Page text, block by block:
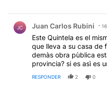
JC Juan Carlos Rubini
Este Quintela es el
que lleva a su casa de
demàs obra pùblica
provincia? si es asì es
RESPONDER 2 0